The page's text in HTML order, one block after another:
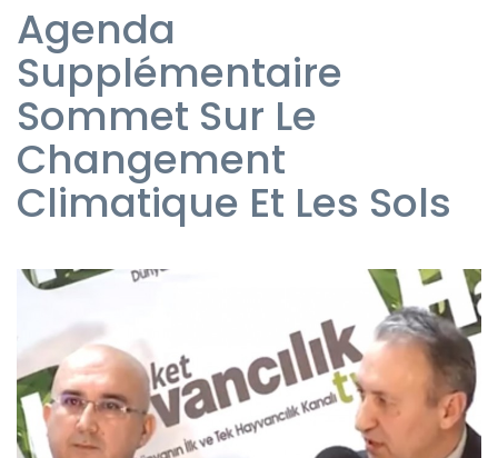
Agenda
Supplémentaire
Sommet Sur Le
Changement
Climatique Et Les Sols